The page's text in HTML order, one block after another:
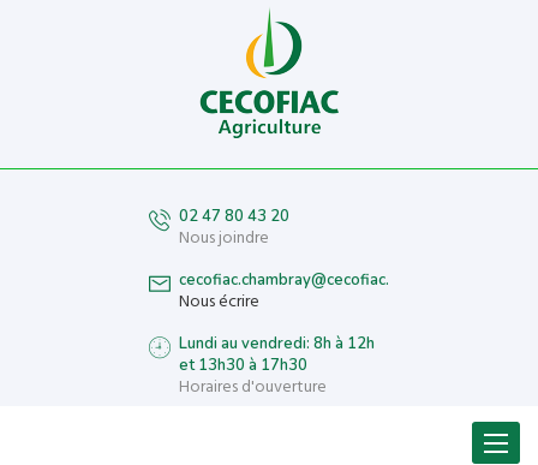
02 47 80 43 20
Nous joindre
cecofiac.chambray@cecofiac.fr
Nous écrire
Lundi au vendredi: 8h à 12h
et 13h30 à 17h30
Horaires d'ouverture
Menu